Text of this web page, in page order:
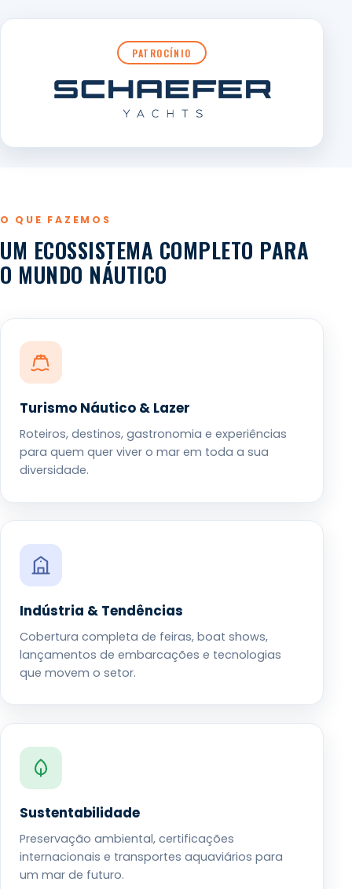
PATROCÍNIO
O QUE FAZEMOS
UM ECOSSISTEMA COMPLETO PARA
O MUNDO NÁUTICO
Turismo Náutico & Lazer
Roteiros, destinos, gastronomia e experiências
para quem quer viver o mar em toda a sua
diversidade.
Indústria & Tendências
Cobertura completa de feiras, boat shows,
lançamentos de embarcações e tecnologias
que movem o setor.
Sustentabilidade
Preservação ambiental, certificações
internacionais e transportes aquaviários para
um mar de futuro.